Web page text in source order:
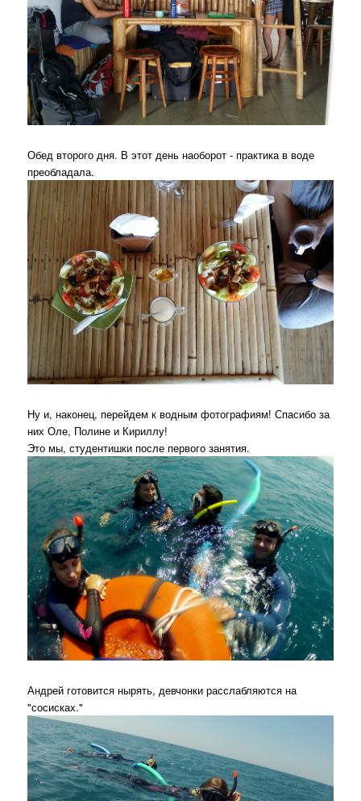
Обед второго дня. В этот день наоборот - практика в воде
преобладала.
Ну и, наконец, перейдем к водным фотографиям! Спасибо за
них Оле, Полине и Кириллу!
Это мы, студентишки после первого занятия.
Андрей готовится нырять, девчонки расслабляются на
"сосисках."